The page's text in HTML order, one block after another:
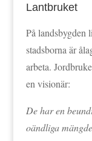
Lantbruket
På landsbygden
stadsborna är
arbeta.
en visionär:
De har en
oändliga